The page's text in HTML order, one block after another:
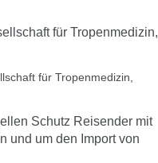
für Tropenmedizin,
für Tropenmedizin,
Schutz Reisender mit
und um den Import von